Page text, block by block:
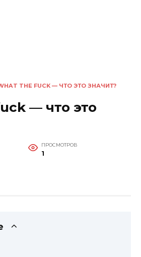
THE FUCK — ЧТО ЭТО ЗНАЧИТ?
— что это
ПРОСМОТРОВ
1